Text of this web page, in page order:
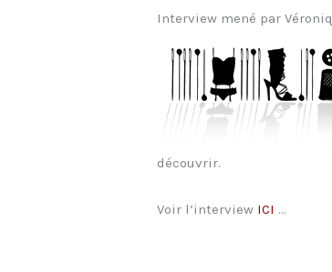
Interview mené par
découvrir.
Voir l’interview ICI …